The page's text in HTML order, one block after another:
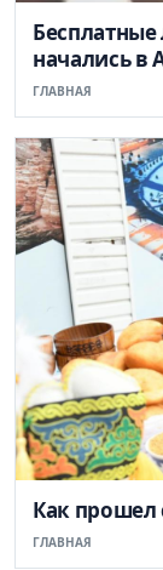
начались в
ГЛАВНАЯ
Как прошел
ГЛАВНАЯ